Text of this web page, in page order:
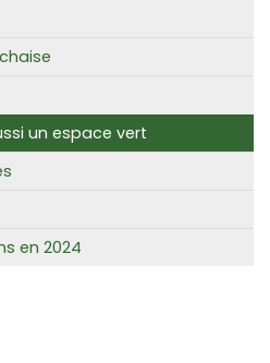
un espace vert
en 2024